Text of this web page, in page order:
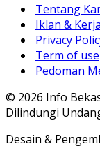
Tentang
Iklan &
Privacy
Term of use
Pedoman
© 2026 Info
Dilindungi
Desain &